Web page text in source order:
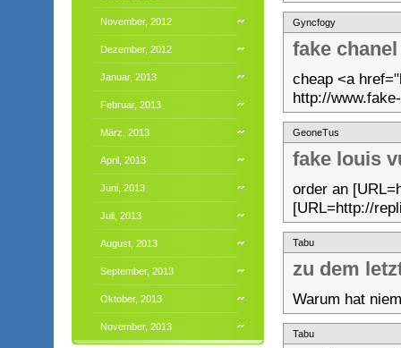
November, 2012
Dezember, 2012
Januar, 2013
Februar, 2013
März, 2013
April, 2013
Juni, 2013
Juli, 2013
August, 2013
September, 2013
Oktober, 2013
November, 2013
Gyncfogy
fake chanel
cheap <a
http://
GeoneTus
fake louis
order an
[URL=http://
Tabu
zu dem
Warum hat
Tabu